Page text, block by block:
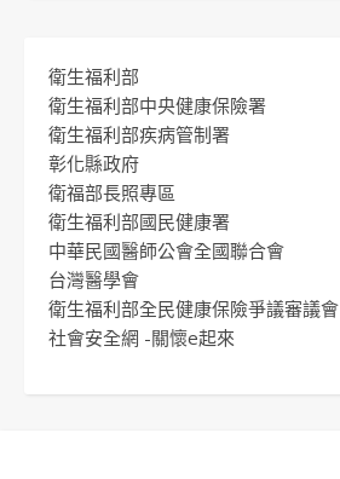
衛生福利部
衛生福利部中央健康保險署
衛生福利部疾病管制署
彰化縣政府
衛福部長照專區
衛生福利部國民健康署
中華民國醫師公會全國聯合會
台灣醫學會
衛生福利部全民健康保險爭議審議會
社會安全網 -關懷e起來